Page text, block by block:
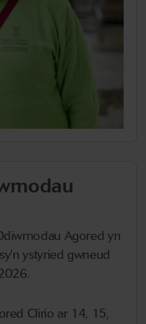
Agored yn
ystyried gwneud
Clirio ar 14, 15,